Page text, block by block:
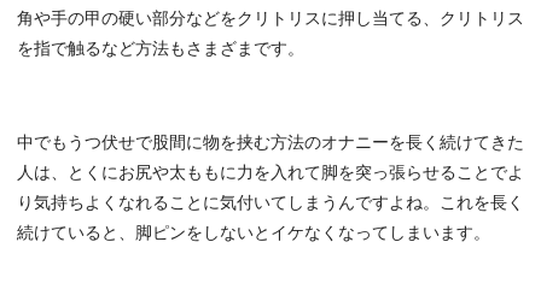
角や手の甲の硬い部分などをクリトリスに押し当てる、クリトリス
を指で触るなど方法もさまざまです。
中でもうつ伏せで股間に物を挟む方法のオナニーを長く続けてきた
人は、とくにお尻や太ももに力を入れて脚を突っ張らせることでよ
り気持ちよくなれることに気付いてしまうんですよね。これを長く
続けていると、脚ピンをしないとイケなくなってしまいます。